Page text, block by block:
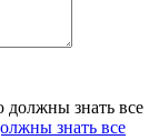
знать все